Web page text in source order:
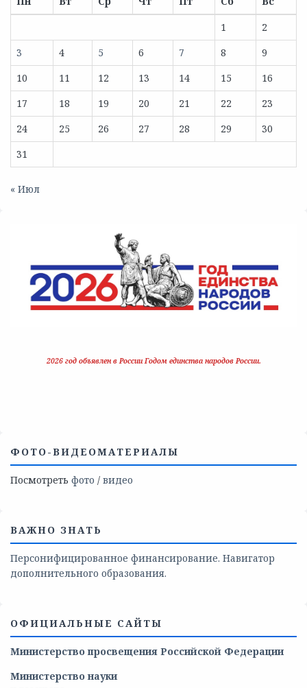
1
2
3
4 5 6 7 8
9
10
11 12 13 14 15
16
17
18 19 20 21 22
23
24
25 26 27 28 29
30
31
« Июл
2026 год объявлен в России Годом единства народов России.
ФОТО-ВИДЕОМАТЕРИАЛЫ
Посмотреть фото / видео
ВАЖНО ЗНАТЬ
Персонифицированное финансирование. Навигатор
дополнительного образования.
ОФИЦИАЛЬНЫЕ САЙТЫ
Министерство просвещения Российской Федерации
Министерство науки